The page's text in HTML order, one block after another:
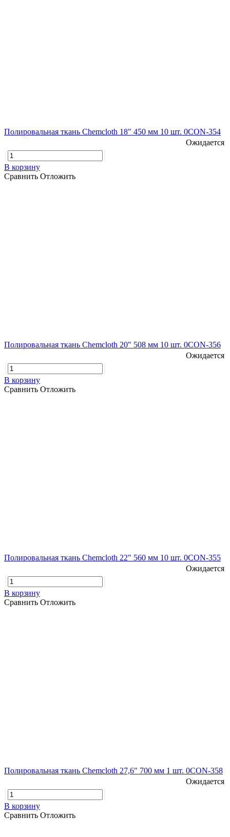
Полировальная ткань Chemcloth 18" 450 мм 10 шт. 0CON-354
Ожидается
В корзину
Сравнить Отложить
Полировальная ткань Chemcloth 20" 508 мм 10 шт. 0CON-356
Ожидается
В корзину
Сравнить Отложить
Полировальная ткань Chemcloth 22" 560 мм 10 шт. 0CON-355
Ожидается
В корзину
Сравнить Отложить
Полировальная ткань Chemcloth 27,6" 700 мм 1 шт. 0CON-358
Ожидается
В корзину
Сравнить Отложить